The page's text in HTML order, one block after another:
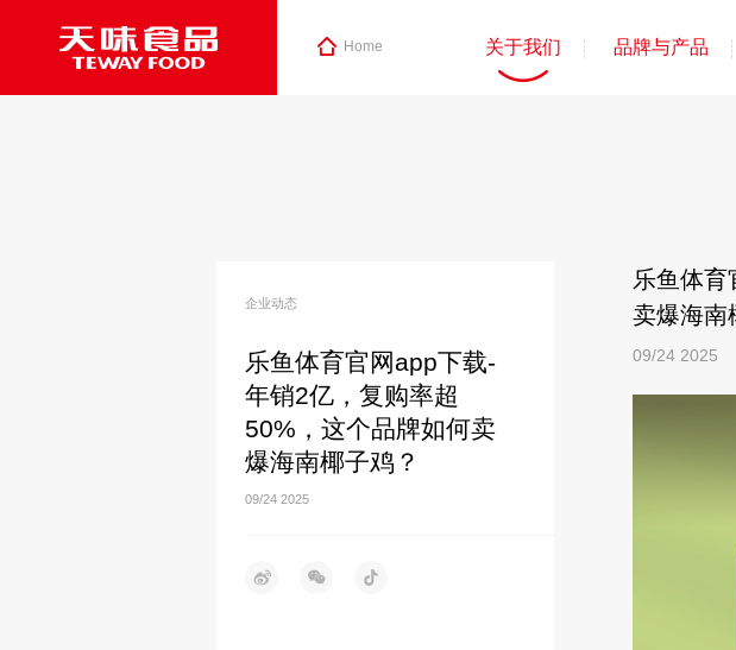
Home 关于我们 品牌与产品
企业动态
乐鱼体育官网app下载-
年销2亿，复购率超
50%，这个品牌如何卖
爆海南椰子鸡？
09/24 2025
乐鱼体
卖爆海南
09/24 2025